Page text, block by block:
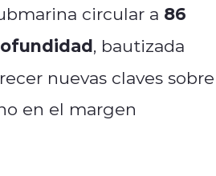
circular a 86
, bautizada
nuevas claves sobre
en el margen